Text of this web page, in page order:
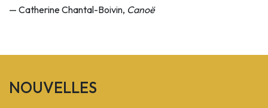
— Catherine Chantal-Boivin, Canoë
NOUVELLES